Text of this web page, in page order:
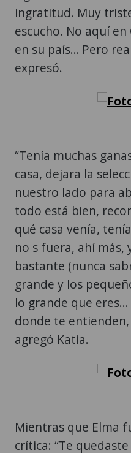
ingratitud. Muy
escucho. No aquí
en su país… Pero
expresó.
“Tenía muchas
casa, dejara la
nuestro lado para
todo está bien,
qué casa venía,
no s fuera, ahí más,
bastante (nunca
grande y los
lo grande que eres…
donde te
agregó Katia.
Mientras que Elma
crítica: “Te